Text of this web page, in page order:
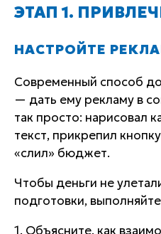
ЭТАП 1.
НАСТРОЙТЕ
Современный способ
— дать ему рекламу в
так просто: нарисовал
текст, прикрепил
«слил» бюджет.
Чтобы деньги не
подготовки,
1. Объясните, как